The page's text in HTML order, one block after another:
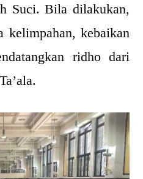
Suci. Bila dilakukan,
kelimpahan, kebaikan
ridho dari